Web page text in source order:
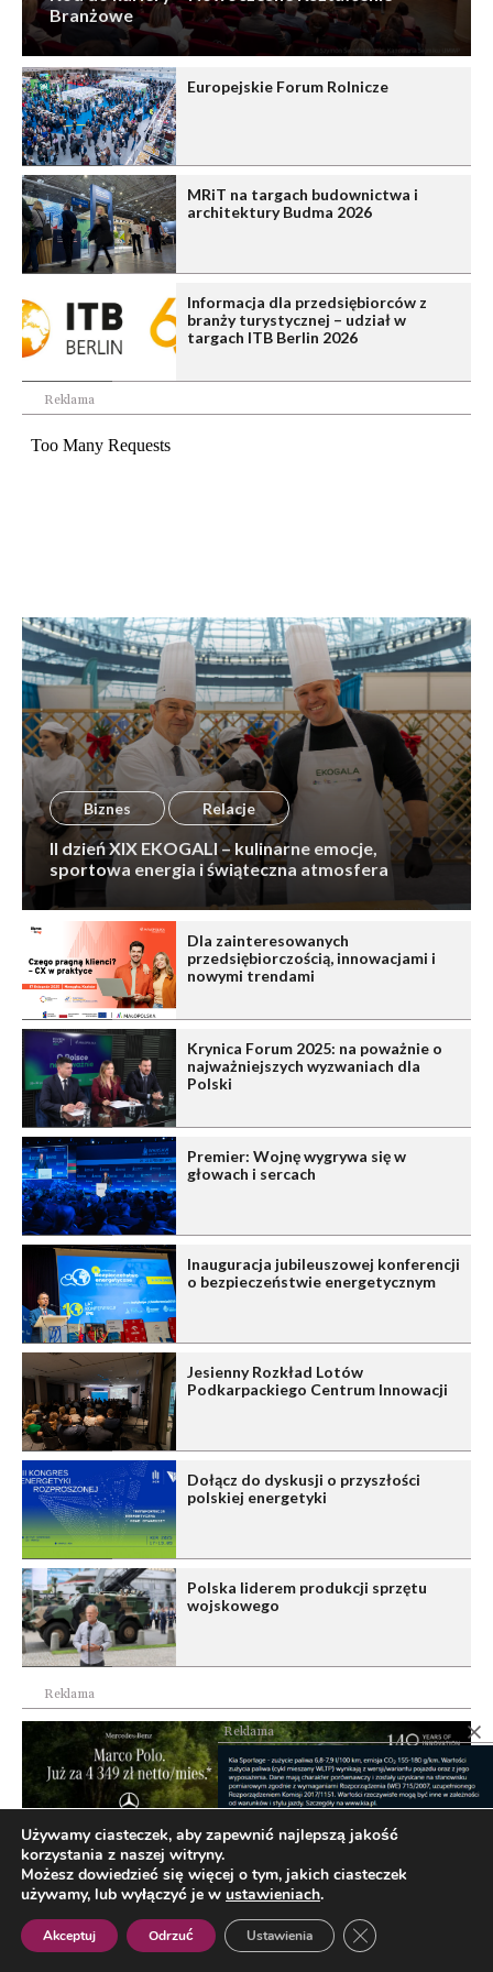
Branżowe
Europejskie Forum Rolnicze
MRiT na targach budownictwa i
architektury Budma 2026
Informacja dla przedsiębiorców z
branży turystycznej – udział w
targach ITB Berlin 2026
Reklama
Biznes Relacje
II dzień XIX EKOGALI – kulinarne emocje,
sportowa energia i świąteczna atmosfera
Dla zainteresowanych
przedsiębiorczością, innowacjami i
nowymi trendami
Krynica Forum 2025: na poważnie o
najważniejszych wyzwaniach dla
Polski
Premier: Wojnę wygrywa się w
głowach i sercach
Inauguracja jubileuszowej konferencji
o bezpieczeństwie energetycznym
Jesienny Rozkład Lotów
Podkarpackiego Centrum Innowacji
Dołącz do dyskusji o przyszłości
polskiej energetyki
Polska liderem produkcji sprzętu
wojskowego
Reklama
Reklama
Polish
Używamy ciasteczek, aby zapewnić najlepszą jakość
korzystania z naszej witryny.
Możesz dowiedzieć się więcej o tym, jakich ciasteczek
używamy, lub wyłączyć je w ustawieniach.
Akceptuj Odrzuć Ustawienia Zamknij panel